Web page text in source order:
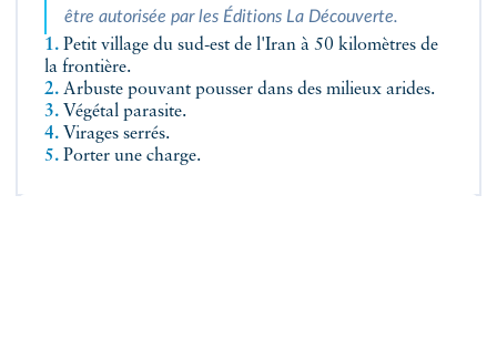
être autorisée par les Éditions La Découverte.
1. Petit village du sud-est de l'Iran à 50 kilomètres de
la frontière.
2. Arbuste pouvant pousser dans des milieux arides.
3. Végétal parasite.
4. Virages serrés.
5. Porter une charge.